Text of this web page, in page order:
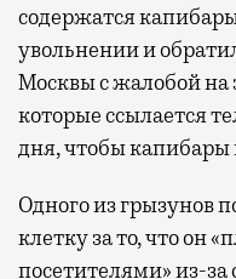
содержатся
увольнении и
Москвы с жалобой на
которые ссылается
дня, чтобы капибары
Одного из грызунов
клетку за то, что он
посетителями» из-за